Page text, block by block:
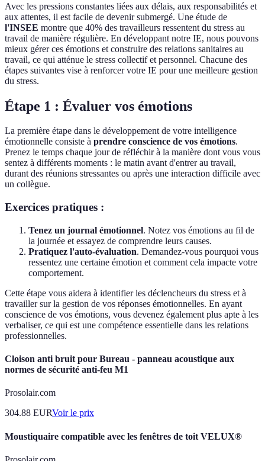
Avec les pressions constantes liées aux délais, aux responsabilités et
aux attentes, il est facile de devenir submergé. Une étude de
l'INSEE montre que 40% des travailleurs ressentent du stress au
travail de manière régulière. En développant notre IE, nous pouvons
mieux gérer ces émotions et construire des relations sanitaires au
travail, ce qui atténue le stress collectif et personnel. Chacune des
étapes suivantes vise à renforcer votre IE pour une meilleure gestion
du stress.
Étape 1 : Évaluer vos émotions
La première étape dans le développement de votre intelligence
émotionnelle consiste à prendre conscience de vos émotions.
Prenez le temps chaque jour de réfléchir à la manière dont vous vous
sentez à différents moments : le matin avant d'entrer au travail,
durant des réunions stressantes ou après une interaction difficile avec
un collègue.
Exercices pratiques :
Tenez un journal émotionnel. Notez vos émotions au fil de
la journée et essayez de comprendre leurs causes.
Pratiquez l'auto-évaluation. Demandez-vous pourquoi vous
ressentez une certaine émotion et comment cela impacte votre
comportement.
Cette étape vous aidera à identifier les déclencheurs du stress et à
travailler sur la gestion de vos réponses émotionnelles. En ayant
conscience de vos émotions, vous devenez également plus apte à les
verbaliser, ce qui est une compétence essentielle dans les relations
professionnelles.
Cloison anti bruit pour Bureau - panneau acoustique aux
normes de sécurité anti-feu M1
Prosolair.com
304.88 EURVoir le prix
Moustiquaire compatible avec les fenêtres de toit VELUX®